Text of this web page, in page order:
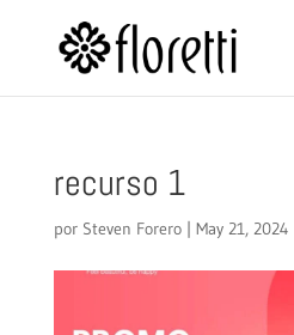
recurso 1
por Steven Forero| May 21, 2024